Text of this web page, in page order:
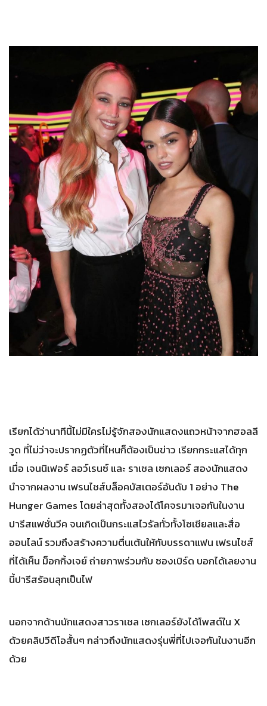
เรียกได้ว่านาทีนี้ไม่มีใครไม่รู้จักสองนักแสดงแถวหน้าจากฮอลลี
วูด ที่ไม่ว่าจะปรากฏตัวที่ไหนก็ต้องเป็นข่าว เรียกกระแสได้ทุก
เมื่อ เจนนิเฟอร์ ลอว์เรนซ์ และ ราเชล เซกเลอร์ สองนักแสดง
นำจากผลงาน เฟรนไชส์บล็อคบัสเตอร์อันดับ 1 อย่าง The
Hunger Games โดยล่าสุดทั้งสองได้โคจรมาเจอกันในงาน
ปารีสแฟชั่นวีค จนเกิดเป็นกระแสไวรัลทั่วทั้งโซเชียลและสื่อ
ออนไลน์ รวมถึงสร้างความตื่นเต้นให้กับบรรดาแฟน เฟรนไชส์
ที่ได้เห็น ม็อกกิ้งเจย์ ถ่ายภาพร่วมกับ ซองเบิร์ด บอกได้เลยงาน
นี้ปารีสร้อนลุกเป็นไฟ
นอกจากด้านนักแสดงสาวราเชล เซกเลอร์ยังได้โพสต์ใน X
ด้วยคลิปวีดีโอสั้นๆ กล่าวถึงนักแสดงรุ่นพี่ที่ไปเจอกันในงานอีก
ด้วย